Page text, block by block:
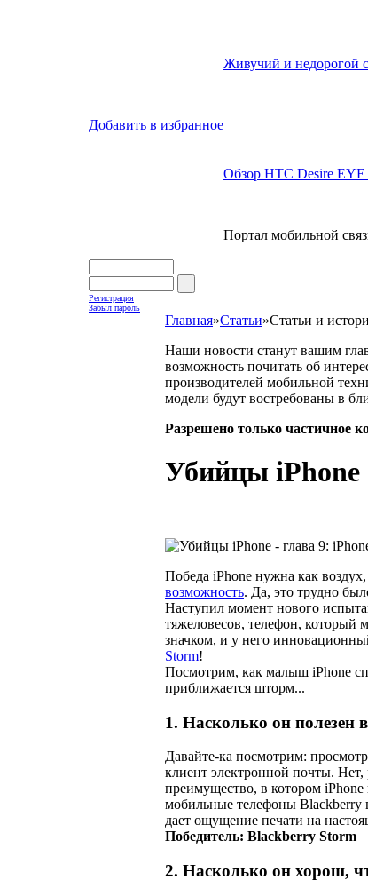
Добавить в избранное
Живучий и недорогой
Обзор HTC Desire EYE
Портал мобильной
Регистрация
Забыл пароль
Главная»Статьи»Статьи и
Наши новости станут вашим
возможность почитать об
производителей мобильной
модели будут востребованы в
Разрешено только частичное
Убийцы iPhone
Победа iPhone нужна как
возможность. Да, это трудно
Наступил момент нового
тяжеловесов, телефон,
значком, и у него
Storm!
Посмотрим, как малыш iPhone
приближается шторм...
1. Насколько он полезен
Давайте-ка посмотрим:
клиент электронной почты. Нет,
преимущество, в котором iPhone
мобильные телефоны Blackberry
дает ощущение печати на
Победитель: Blackberry Storm
2. Насколько он хорош,